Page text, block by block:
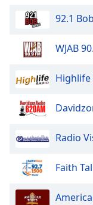
Picture-
Picture
Fullscreen
modal
dialog
window.
92.1
WJAB
Highlife
Radio
Faith